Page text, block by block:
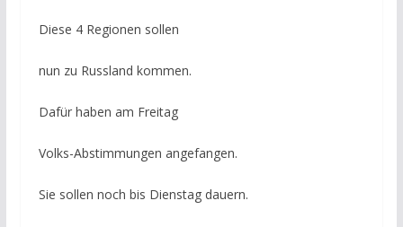
Diese 4 Regionen sollen
nun zu Russland kommen.
Dafür haben am Freitag
Volks-Abstimmungen angefangen.
Sie sollen noch bis Dienstag dauern.